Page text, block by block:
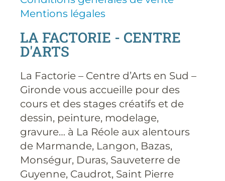
Mentions légales
LA FACTORIE - CENTRE
D'ARTS
La Factorie – Centre d’Arts en Sud –
Gironde vous accueille pour des
cours et des stages créatifs et de
dessin, peinture, modelage,
gravure… à La Réole aux alentours
de Marmande, Langon, Bazas,
Monségur, Duras, Sauveterre de
Guyenne, Caudrot, Saint Pierre